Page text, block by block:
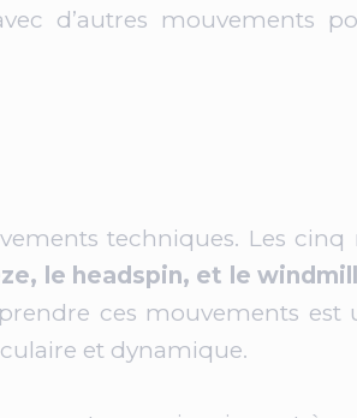
d’autres mouvements
techniques. Les cinq
le headspin, et le
ces mouvements est
et dynamique.